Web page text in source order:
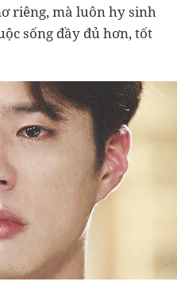
riêng, mà luôn hy sinh
sống đầy đủ hơn, tốt